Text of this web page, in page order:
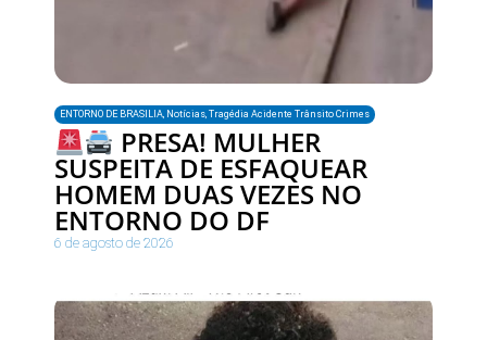
ENTORNO DE BRASILIA Notícias Tragédia Acidente Trânsito Crimes
PRESA! MULHER
SUSPEITA DE ESFAQUEAR
HOMEM DUAS VEZES NO
ENTORNO DO DF
6 de agosto de 2026